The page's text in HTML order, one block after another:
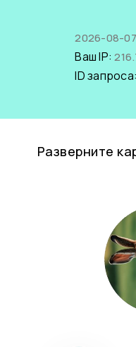
2026-08-
Ваш IP:
ID
Разверните